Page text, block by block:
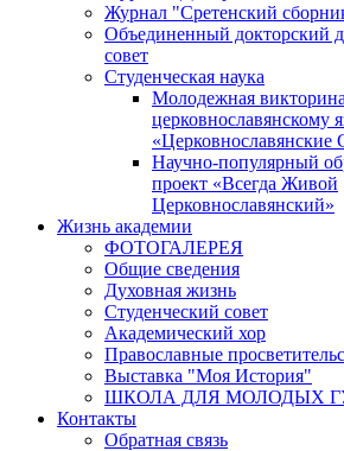
Журнал "Сретенский
Объединенный докторский
совет
Студенческая наука
Молодежная
церковнославянскому
«Церковнославянские
Научно-популярный
проект «Всегда Живой
Церковнославянский»
Жизнь академии
ФОТОГАЛЕРЕЯ
Общие сведения
Духовная жизнь
Студенческий совет
Академический хор
Православные
Выставка "Моя История"
ШКОЛА ДЛЯ МОЛОДЫХ
Контакты
Обратная связь